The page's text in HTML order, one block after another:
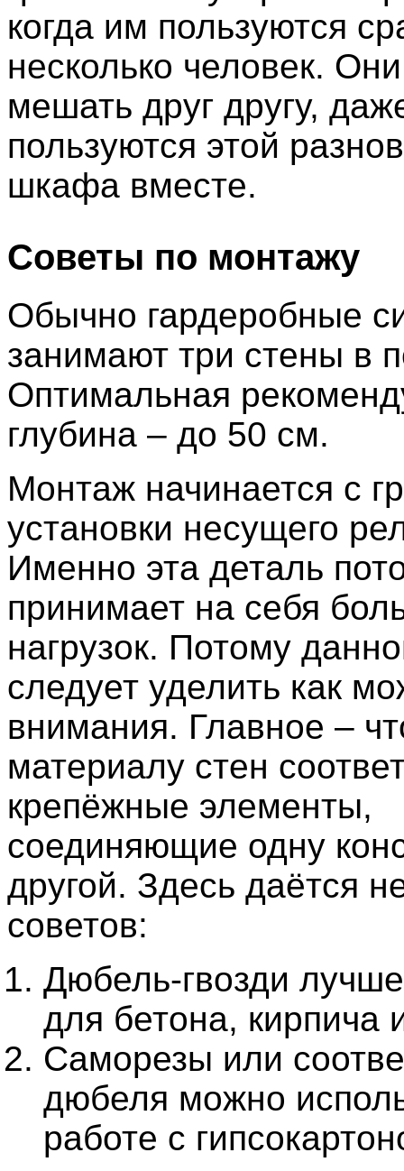
когда им пользуются
несколько человек.
мешать друг другу,
пользуются этой
шкафа вместе.
Советы по монтажу
Обычно гардеробные
занимают три стены в
Оптимальная
глубина – до 50 см.
Монтаж начинается с
установки несущего
Именно эта деталь
принимает на себя
нагрузок. Потому
следует уделить как
внимания. Главное –
материалу стен
крепёжные элементы,
соединяющие одну
другой. Здесь даётся
советов:
Дюбель-гвозди
для бетона, кирпича
Саморезы или
дюбеля можно
работе с